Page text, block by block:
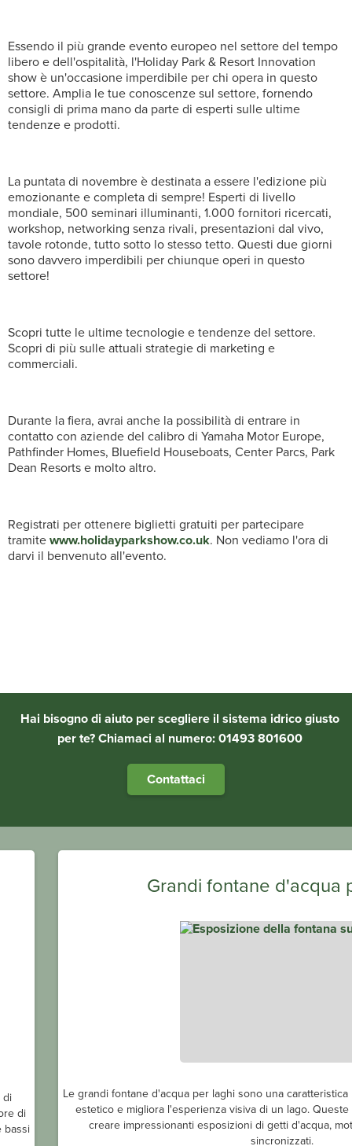
Essendo il più grande evento europeo nel settore del tempo
libero e dell'ospitalità, l'Holiday Park & Resort Innovation
show è un'occasione imperdibile per chi opera in questo
settore. Amplia le tue conoscenze sul settore, fornendo
consigli di prima mano da parte di esperti sulle ultime
tendenze e prodotti.
La puntata di novembre è destinata a essere l'edizione più
emozionante e completa di sempre! Esperti di livello
mondiale, 500 seminari illuminanti, 1.000 fornitori ricercati,
workshop, networking senza rivali, presentazioni dal vivo,
tavole rotonde, tutto sotto lo stesso tetto. Questi due giorni
sono davvero imperdibili per chiunque operi in questo
settore!
Scopri tutte le ultime tecnologie e tendenze del settore.
Scopri di più sulle attuali strategie di marketing e
commerciali.
Durante la fiera, avrai anche la possibilità di entrare in
contatto con aziende del calibro di Yamaha Motor Europe,
Pathfinder Homes, Bluefield Houseboats, Center Parcs, Park
Dean Resorts e molto altro.
Registrati per ottenere biglietti gratuiti per partecipare
tramitewww.holidayparkshow.co.uk. Non vediamo l'ora di
darvi il benvenuto all'evento.
Hai bisogno di aiuto per scegliere il sistema idrico giusto
per te? Chiamaci al numero: 01493 801600
Contattaci
di
di
bassi
Grandi fontane d'acqua
Le grandi fontane d'acqua per laghi sono una
estetico e migliora l'esperienza visiva di un lago.
creare impressionanti esposizioni di getti d'acqua,
sincronizzati.